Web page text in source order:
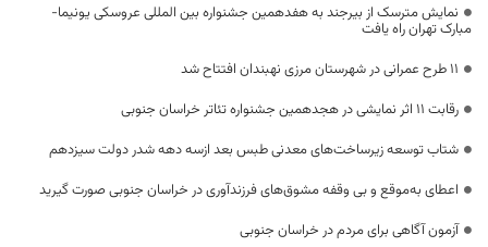
نمایش مترسک از بیرجند به هفدهمین جشنواره بین المللی عروسکی یونیما-
مبارک تهران راه یافت
۱۱ طرح عمرانی در شهرستان مرزی نهبندان افتتاح شد
رقابت ۱۱ اثر نمایشی در هجدهمین جشنواره تئاتر خراسان جنوبی
شتاب توسعه زیرساخت‌های معدنی طبس بعد ازسه دهه شدر دولت سیزدهم
اعطای به‌موقع و بی وقفه مشوق‌های فرزندآوری در خراسان جنوبی صورت گیرید
آزمون آگاهی برای مردم در خراسان جنوبی